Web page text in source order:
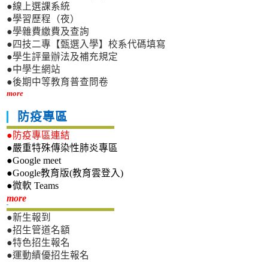
●線上選課系統
●學習歷程（夜）
●學雜費繳費及查詢
●四技二專【甄選入學】校系代碼填寫
●學生評量辦法及補充規定
●中學生網站
●後期中等教育普查問卷
more
防疫專區
●防疫專區連結
●嚴重特殊傳染性肺炎專區
●Google meet
●Google教育版(教育雲登入)
●微軟 Teams
more新生專區
●新生報到
●招生管道名額
●特色招生報名
●運動績優招生報名